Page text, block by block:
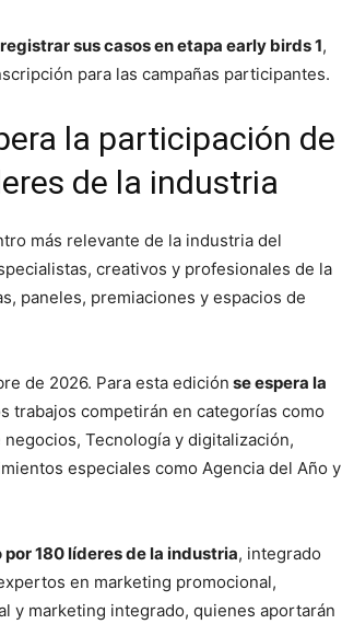
sus casos en etapa early birds 1,
para las campañas participantes.
la participación de
de la industria
más relevante de la industria del
creativos y profesionales de la
paneles, premiaciones y espacios de
de 2026. Para esta edición se espera la
trabajos competirán en categorías como
Tecnología y digitalización,
especiales como Agencia del Año y
180 líderes de la industria, integrado
en marketing promocional,
y marketing integrado, quienes aportarán